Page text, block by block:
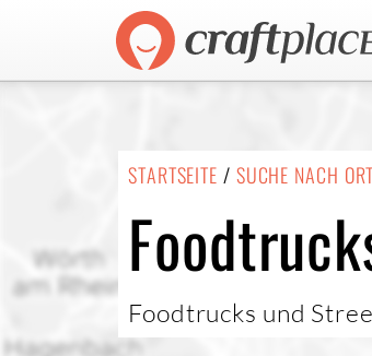
STARTSEITE / SUCHE NACH ORT
Foodtrucks und